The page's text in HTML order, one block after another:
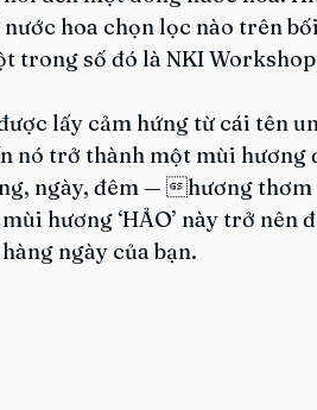
hoa chọn lọc nào trên
trong số đó là NKI
lấy cảm hứng từ cái tên
nó trở thành một mùi
ngày, đêm — hương
hương ‘HẢO’ này trở nên
ngày của bạn.